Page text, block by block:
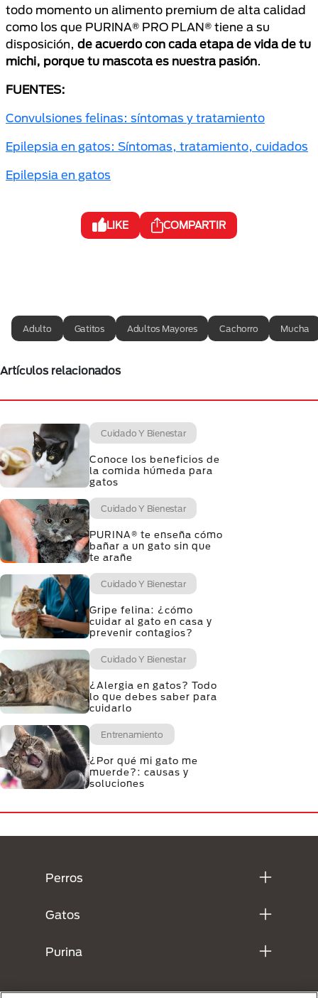
todo momento un alimento premium de alta calidad
como los que PURINA® PRO PLAN® tiene a su
disposición, de acuerdo con cada etapa de vida de tu
michi, porque tu mascota es nuestra pasión.
FUENTES:
Convulsiones felinas: síntomas y tratamiento
Epilepsia en gatos: Síntomas, tratamiento, cuidados
Epilepsia en gatos
LIKE COMPARTIR
Adulto Gatitos Adultos Mayores Cachorro Mucha
Artículos relacionados
Cuidado Y Bienestar
Conoce los beneficios de
la comida húmeda para
gatos
Cuidado Y Bienestar
PURINA® te enseña cómo
bañar a un gato sin que
te arañe
Cuidado Y Bienestar
Gripe felina: ¿cómo
cuidar al gato en casa y
prevenir contagios?
Cuidado Y Bienestar
¿Alergia en gatos? Todo
lo que debes saber para
cuidarlo
Entrenamiento
¿Por qué mi gato me
muerde?: causas y
soluciones
Perros
Gatos
Purina